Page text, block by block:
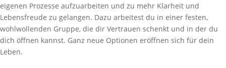
eigenen Prozesse aufzuarbeiten und zu mehr Klarheit und
Lebensfreude zu gelangen. Dazu arbeitest du in einer festen,
wohlwollenden Gruppe, die dir Vertrauen schenkt und in der du
dich öffnen kannst. Ganz neue Optionen eröffnen sich für dein
Leben.